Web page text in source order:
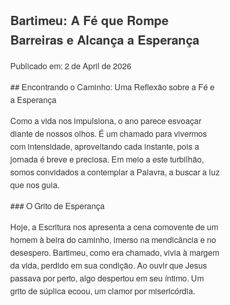
Bartimeu: A Fé que Rompe
Barreiras e Alcança a Esperança
Publicado em: 2 de April de 2026
## Encontrando o Caminho: Uma Reflexão sobre a Fé e
a Esperança
Como a vida nos impulsiona, o ano parece esvoaçar
diante de nossos olhos. É um chamado para vivermos
com intensidade, aproveitando cada instante, pois a
jornada é breve e preciosa. Em meio a este turbilhão,
somos convidados a contemplar a Palavra, a buscar a luz
que nos guia.
### O Grito de Esperança
Hoje, a Escritura nos apresenta a cena comovente de um
homem à beira do caminho, imerso na mendicância e no
desespero. Bartimeu, como era chamado, vivia à margem
da vida, perdido em sua condição. Ao ouvir que Jesus
passava por perto, algo despertou em seu íntimo. Um
grito de súplica ecoou, um clamor por misericórdia.